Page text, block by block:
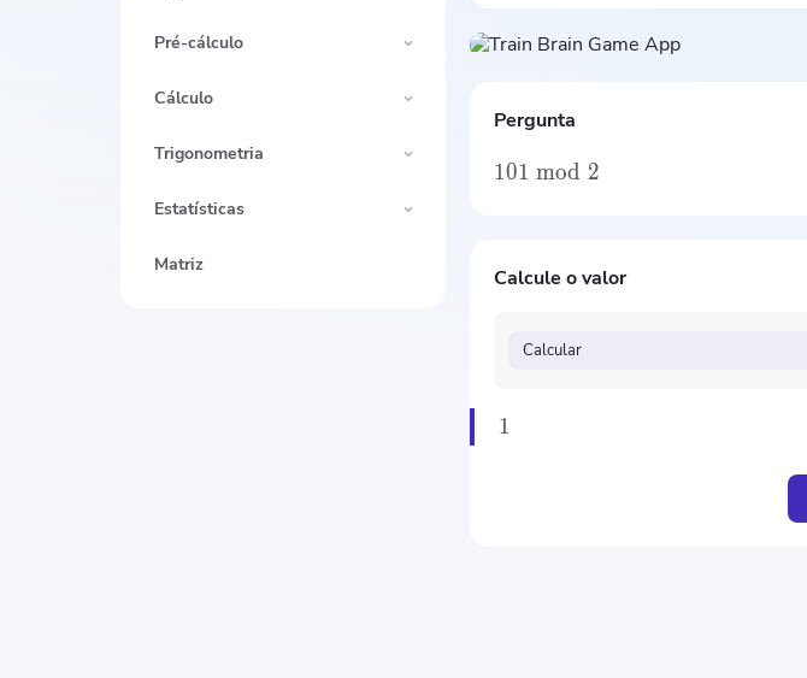
Pré-cálculo
Cálculo
Trigonometria
Estatísticas
Matriz
Pergunta
101 mod 2
Calcule o valor
Calcular
1